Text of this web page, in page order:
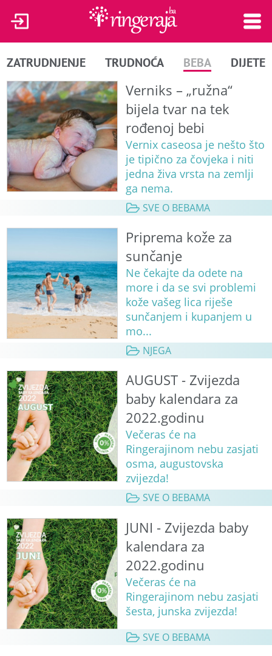
ZATRUDNJENJE TRUDNOĆA BEBA DIJETE
Verniks – „ružna“
bijela tvar na tek
rođenoj bebi
Vernix caseosa je nešto što
je tipično za čovjeka i niti
jedna živa vrsta na zemlji
ga nema.
SVE O BEBAMA
Priprema kože za
sunčanje
Ne čekajte da odete na
more i da se svi problemi
kože vašeg lica riješe
sunčanjem i kupanjem u
mo...
NJEGA
AUGUST - Zvijezda
baby kalendara za
2022.godinu
Večeras će na
Ringerajinom nebu zasjati
osma, augustovska
zvijezda!
SVE O BEBAMA
JUNI - Zvijezda baby
kalendara za
2022.godinu
Večeras će na
Ringerajinom nebu zasjati
šesta, junska zvijezda!
SVE O BEBAMA